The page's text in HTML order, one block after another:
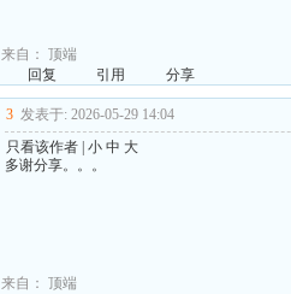
来自： 顶端
回复
引用 分享
3 发表于: 2026-05-29 14:04
只看该作者 小 中 大
多谢分享。。。
来自： 顶端